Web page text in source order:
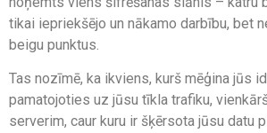
tikai iepriekšējo un nākamo darbību, bet
beigu punktus.
Tas nozīmē, ka ikviens, kurš mēģina jūs
pamatojoties uz jūsu tīkla trafiku,
serverim, caur kuru ir šķērsota jūsu datu